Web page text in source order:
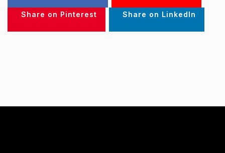
Share on Pinterest Share on LinkedIn